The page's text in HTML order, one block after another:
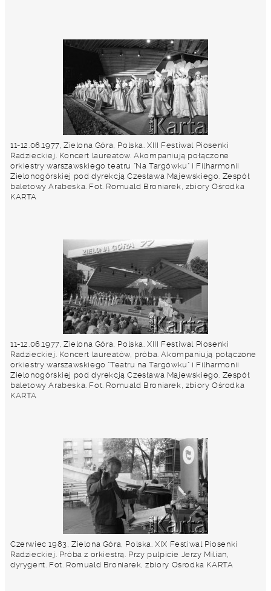
11-12.06.1977, Zielona Góra, Polska. XIII Festiwal Piosenki
Radzieckiej. Koncert laureatów. Akompaniują połączone
orkiestry warszawskiego teatru "Na Targówku" i Filharmonii
Zielonogórskiej pod dyrekcją Czesława Majewskiego. Zespół
baletowy Arabeska. Fot. Romuald Broniarek, zbiory Ośrodka
KARTA
11-12.06.1977, Zielona Góra, Polska. XIII Festiwal Piosenki
Radzieckiej. Koncert laureatów, próba. Akompaniują połączone
orkiestry warszawskiego "Teatru na Targówku" i Filharmonii
Zielonogórskiej pod dyrekcją Czesława Majewskiego. Zespół
baletowy Arabeska. Fot. Romuald Broniarek, zbiory Ośrodka
KARTA
Czerwiec 1983, Zielona Góra, Polska. XIX Festiwal Piosenki
Radzieckiej. Próba z orkiestrą. Przy pulpicie Jerzy Milian,
dyrygent. Fot. Romuald Broniarek, zbiory Ośrodka KARTA